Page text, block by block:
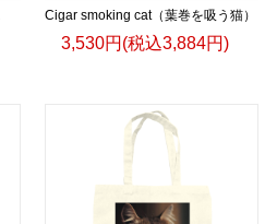
Cigar smoking cat（葉巻を吸う猫）
3,530円(税込3,884円)